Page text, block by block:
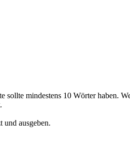
mindestens 10 Wörter haben.
und ausgeben.